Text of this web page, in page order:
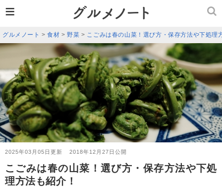
グルメノート >食材 >野菜 > こごみは春の山菜！選び方・保存方法や下処理
2025年03月05日更新 2018年12月27日公開
こごみは春の山菜！選び方・保存方法や下処
理方法も紹介！
≡